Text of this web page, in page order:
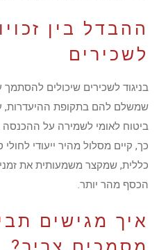
ההבדל בין
לשכירים
בניגוד לשכירים שיכולים
שמשלם להם בתקופת ההיעדרות,
ביטוח לאומי לשמירה על
כך, קיים מסלול מהיר ייעודי
כללית, שמקצר משמעותית את
הכסף מהר יותר.
איך מגישים